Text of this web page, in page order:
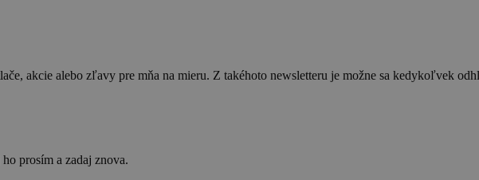
akcie alebo zľavy pre mňa na mieru. Z takéhoto newsletteru je možne sa kedykoľvek
prosím a zadaj znova.